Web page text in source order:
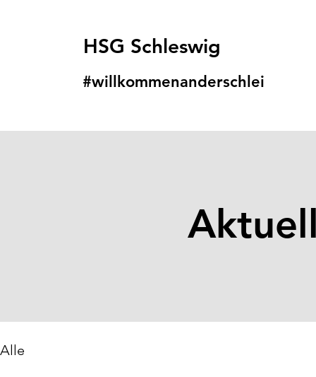
HSG Schleswig
#willkommenanderschlei
Alle